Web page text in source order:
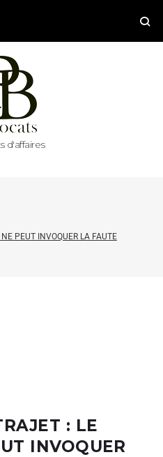
d'affaires
PEUT INVOQUER LA FAUTE
: LE
INVOQUER